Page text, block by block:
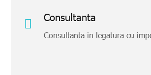
Consultanta
Consultanta in legatura cu